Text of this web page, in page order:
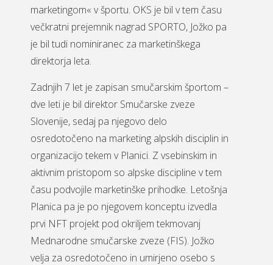
marketingom« v športu. OKS je bil v tem času
večkratni prejemnik nagrad SPORTO, Jožko pa
je bil tudi nominiranec za marketinškega
direktorja leta.
Zadnjih 7 let je zapisan smučarskim športom –
dve leti je bil direktor Smučarske zveze
Slovenije, sedaj pa njegovo delo
osredotočeno na marketing alpskih disciplin in
organizacijo tekem v Planici. Z vsebinskim in
aktivnim pristopom so alpske discipline v tem
času podvojile marketinške prihodke. Letošnja
Planica pa je po njegovem konceptu izvedla
prvi NFT projekt pod okriljem tekmovanj
Mednarodne smučarske zveze (FIS). Jožko
velja za osredotočeno in umirjeno osebo s